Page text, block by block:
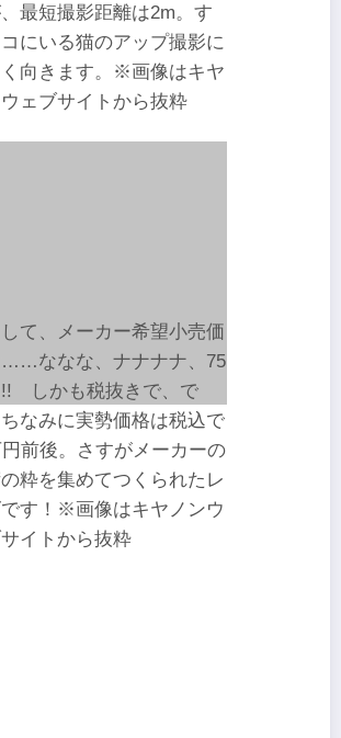
最短撮影距離は2m。す
コにいる猫のアップ撮影に
く向きます。※画像はキヤ
ェブサイトから抜粋
て、メーカー希望小売価
ななな、ナナナナ、75
しかも税抜きで、で
なみに実勢価格は税込で
前後。さすがメーカーの
粋を集めてつくられたレ
す！※画像はキヤノンウ
イトから抜粋